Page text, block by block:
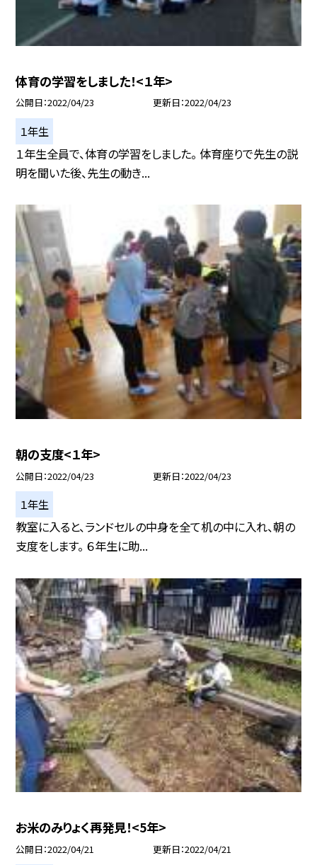
体育の学習をしました！<１年>
公開日 2022/04/23 更新日 2022/04/23
１年生
１年生全員で、体育の学習をしました。 体育座りで先生の説
明を聞いた後、先生の動き...
朝の支度<１年>
公開日 2022/04/23 更新日 2022/04/23
１年生
教室に入ると、ランドセルの中身を全て机の中に入れ、朝の
支度をします。 ６年生に助...
お米のみりょく再発見！<5年>
公開日 2022/04/21 更新日 2022/04/21